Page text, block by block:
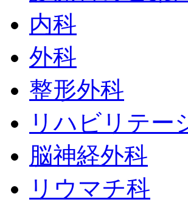
内科
外科
整形外科
リハビリテー
脳神経外科
リウマチ科